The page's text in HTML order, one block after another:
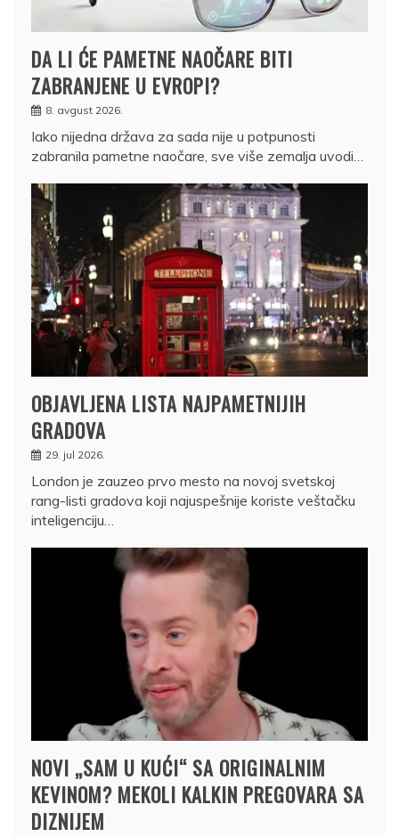
DA LI ĆE PAMETNE NAOČARE BITI
ZABRANJENE U EVROPI?
8. avgust 2026.
Iako nijedna država za sada nije u potpunosti
zabranila pametne naočare, sve više zemalja uvodi…
OBJAVLJENA LISTA NAJPAMETNIJIH
GRADOVA
29. jul 2026.
London je zauzeo prvo mesto na novoj svetskoj
rang-listi gradova koji najuspešnije koriste veštačku
inteligenciju…
NOVI „SAM U KUĆI“ SA ORIGINALNIM
KEVINOM? MEKOLI KALKIN PREGOVARA SA
DIZNIJEM